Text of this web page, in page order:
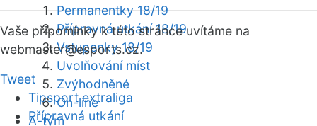
Permanentky 18/19
Přípravná utkání 18/19
Vstupenky 18/19
Uvolňování míst
Zvýhodněné
On-line
A-tým
Vaše připomínky k této stránce uvítáme na
webmaster@esports.cz.
Tweet
Tipsport extraliga
Přípravná utkání